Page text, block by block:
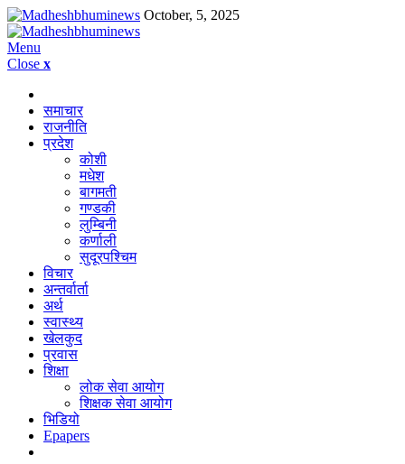
October, 5, 2025
Menu
Close x
समाचार
राजनीति
प्रदेश
कोशी
मधेश
बागमती
गण्डकी
लुम्बिनी
कर्णाली
सुदूरपश्चिम
विचार
अन्तर्वार्ता
अर्थ
स्वास्थ्य
खेलकुद
प्रवास
शिक्षा
लोक सेवा आयोग
शिक्षक सेवा आयोग
भिडियो
Epapers